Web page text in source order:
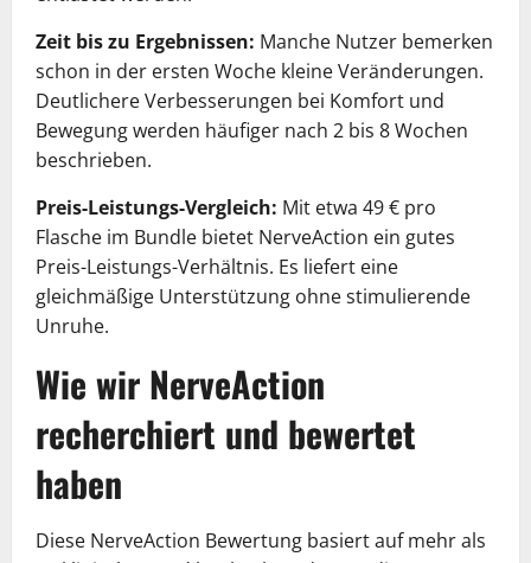
Zeit bis zu Ergebnissen: Manche Nutzer bemerken
schon in der ersten Woche kleine Veränderungen.
Deutlichere Verbesserungen bei Komfort und
Bewegung werden häufiger nach 2 bis 8 Wochen
beschrieben.
Preis-Leistungs-Vergleich: Mit etwa 49 € pro
Flasche im Bundle bietet NerveAction ein gutes
Preis-Leistungs-Verhältnis. Es liefert eine
gleichmäßige Unterstützung ohne stimulierende
Unruhe.
Wie wir NerveAction
recherchiert und bewertet
haben
Diese NerveAction Bewertung basiert auf mehr als